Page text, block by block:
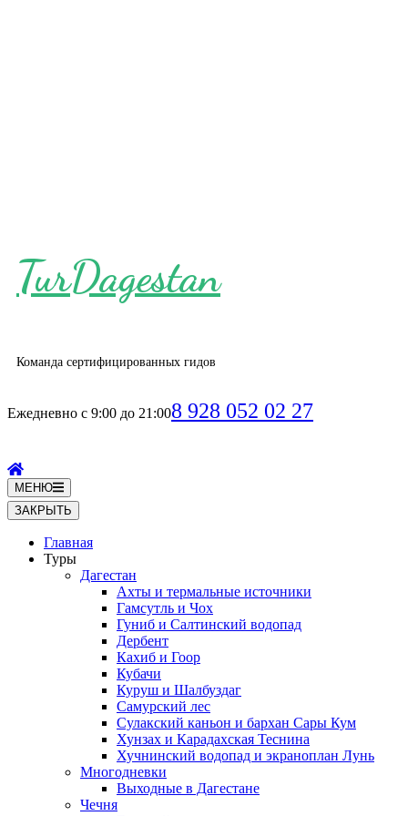
TurDagestan
Команда сертифицированных гидов
Ежедневно с 9:00 до 21:008 928 052 02 27
МЕНЮ
ЗАКРЫТЬ
Главная
Туры
Дагестан
Ахты и термальные источники
Гамсутль и Чох
Гуниб и Салтинский водопад
Дербент
Кахиб и Гоор
Кубачи
Куруш и Шалбуздаг
Самурский лес
Сулакский каньон и бархан Сары Кум
Хунзах и Карадахская Теснина
Хучнинский водопад и экраноплан Лунь
Многодневки
Выходные в Дагестане
Чечня